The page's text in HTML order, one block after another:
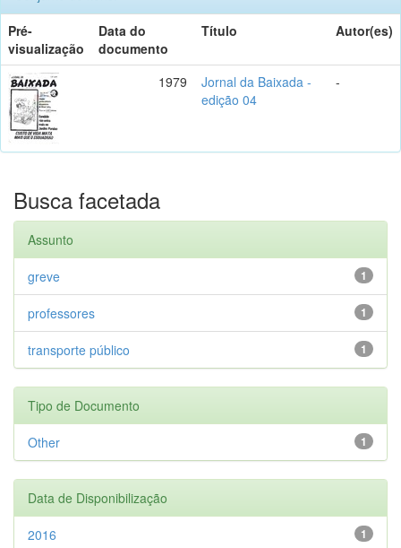
Pré-
visualização
Data do
documento
Título Autor(es)
1979
Jornal da Baixada -
edição 04
-
Busca facetada
Assunto
1
greve
1
professores
1
transporte público
Tipo de Documento
1
Other
Data de Disponibilização
1
2016